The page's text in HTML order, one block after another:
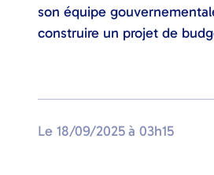
son équipe
construire un projet de
Le 18/09/2025à 03h15